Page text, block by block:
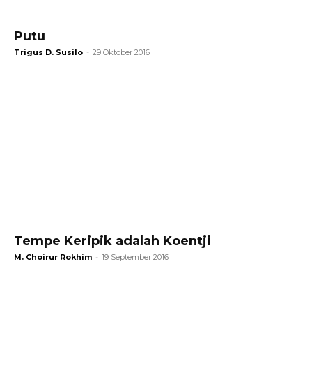
Putu
Trigus D. Susilo - 29 Oktober 2016
Tempe Keripik adalah Koentji
M. Choirur Rokhim - 19 September 2016